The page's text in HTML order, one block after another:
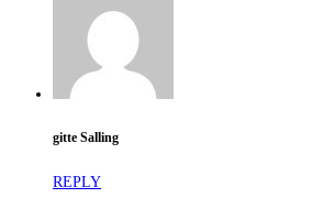
gitte Salling
REPLY